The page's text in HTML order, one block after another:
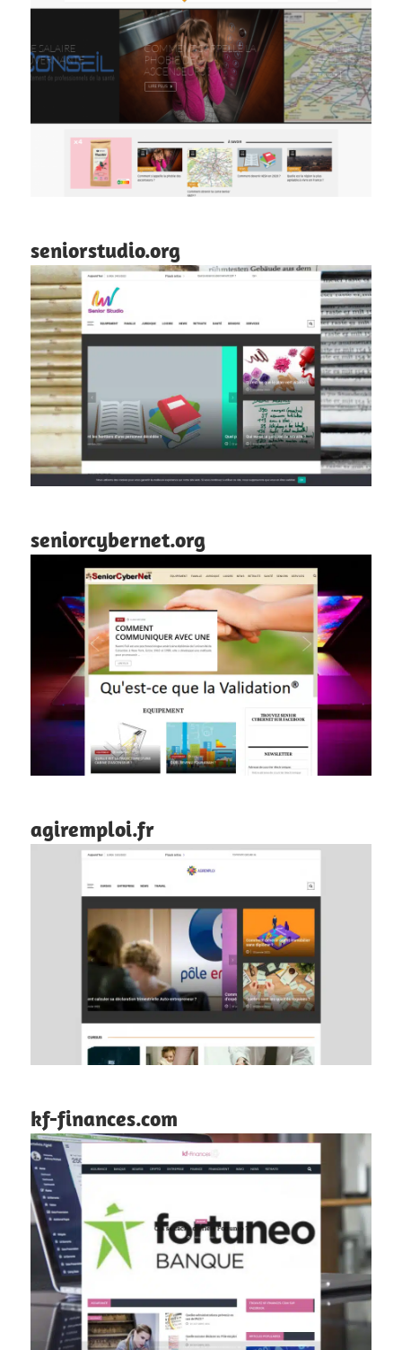
seniorstudio.org
seniorcybernet.org
agiremploi.fr
kf-finances.com